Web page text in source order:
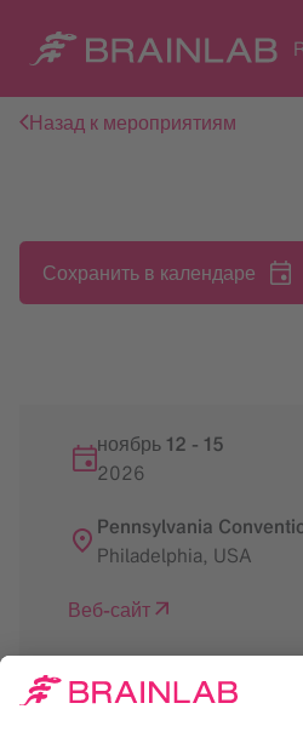
Назад к мероприятиям
Сохранить в календаре
ноябрь 12 - 15
2026
Pennsylvania
Philadelphia, USA
Веб-сайт